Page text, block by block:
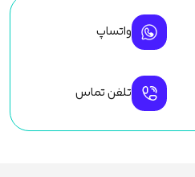
واتساپ
تلفن تماس